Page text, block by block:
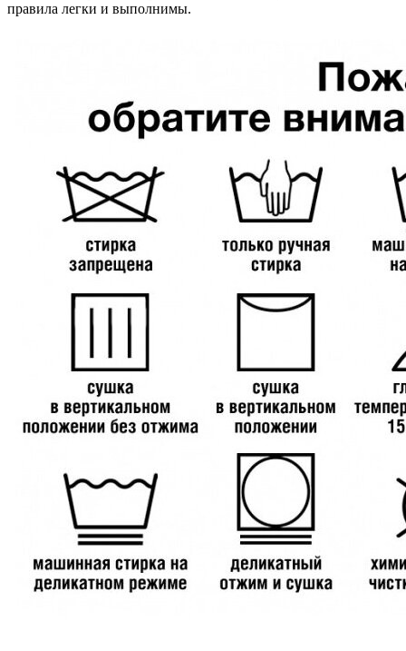
правила легки и выполнимы.